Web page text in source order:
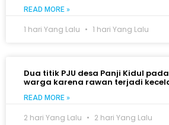
READ MORE »
1 hari Yang Lalu 1 hari Yang Lalu
Dua titik PJU desa Panji Kidul
warga karena rawan terjadi
READ MORE »
2 hari Yang Lalu 2 hari Yang Lalu